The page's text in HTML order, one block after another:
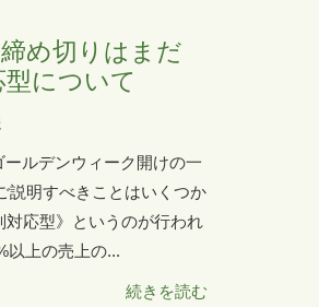
め切りはまだ
について
ルデンウィーク開けの一
説明すべきことはいくつか
応型》というのが行われ
以上の売上の...
続きを読む